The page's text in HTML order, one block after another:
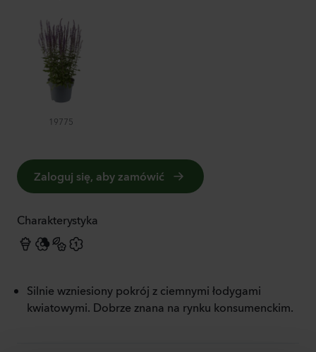
19775
Zaloguj się, aby zamówić
Charakterystyka
Silnie wzniesiony pokrój z ciemnymi łodygami
kwiatowymi. Dobrze znana na rynku konsumenckim.